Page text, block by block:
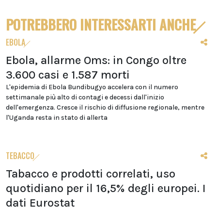
POTREBBERO INTERESSARTI ANCHE
EBOLA
Ebola, allarme Oms: in Congo oltre
3.600 casi e 1.587 morti
L'epidemia di Ebola Bundibugyo accelera con il numero
settimanale più alto di contagi e decessi dall'inizio
dell'emergenza. Cresce il rischio di diffusione regionale, mentre
l'Uganda resta in stato di allerta
TEBACCO
Tabacco e prodotti correlati, uso
quotidiano per il 16,5% degli europei. I
dati Eurostat